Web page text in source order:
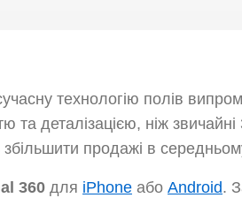
технологію полів
та деталізацією, ніж
збільшити продажі в
360 для iPhone або Android.